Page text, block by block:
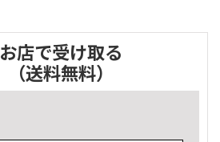
お店で受け取る
（送料無料）